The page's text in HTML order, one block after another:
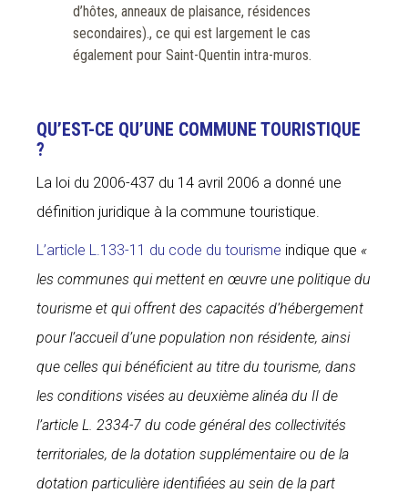
d’hôtes, anneaux de plaisance, résidences
secondaires)., ce qui est largement le cas
également pour Saint-Quentin intra-muros.
QU’EST-CE QU’UNE COMMUNE TOURISTIQUE
?
La loi du 2006-437 du 14 avril 2006 a donné une
définition juridique à la commune touristique.
L’article L.133-11 du code du tourisme indique que «
les communes qui mettent en œuvre une politique du
tourisme et qui offrent des capacités d’hébergement
pour l’accueil d’une population non résidente, ainsi
que celles qui bénéficient au titre du tourisme, dans
les conditions visées au deuxième alinéa du II de
l’article L. 2334-7 du code général des collectivités
territoriales, de la dotation supplémentaire ou de la
dotation particulière identifiées au sein de la part